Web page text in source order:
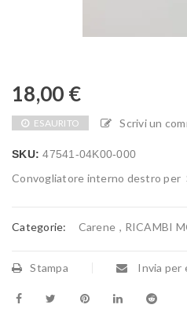
18,00 €
ESAURITO Scrivi un
SKU:47541-04K00-000
Convogliatore interno destro per
Categorie: Carene , RICAMBI
Stampa Invia per